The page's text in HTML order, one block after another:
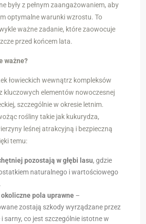
były z pełnym zaangażowaniem, aby
optymalne warunki wzrostu. To
ważne zadanie, które zaowocuje
przed końcem lata.
ważne?
łowieckich wewnątrz kompleksów
kluczowych elementów nowoczesnej
szczególnie w okresie letnim.
rośliny takie jak kukurydza,
leśnej atrakcyjną i bezpieczną
temu:
pozostają w głębi lasu, gdzie
naturalnego i wartościowego
pola uprawne –
zostają szkody wyrządzane przez
i sarny, co jest szczególnie istotne w